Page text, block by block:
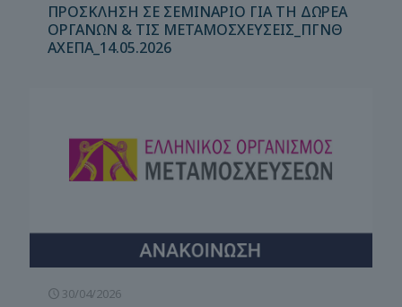
ΠΡΟΣΚΛΗΣΗ ΣΕ ΣΕΜΙΝΑΡΙΟ ΓΙΑ ΤΗ ΔΩΡΕΑ
ΟΡΓΑΝΩΝ & ΤΙΣ ΜΕΤΑΜΟΣΧΕΥΣΕΙΣ_ΠΓΝΘ
ΑΧΕΠΑ_14.05.2026
30/04/2026